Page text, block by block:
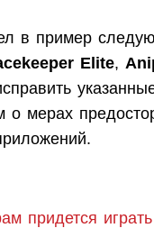
в пример
Elite,
о мерах
придется